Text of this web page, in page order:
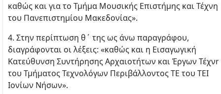
καθώς και για το Τμήμα Μουσικής Επιστήμης και
του Πανεπιστημίου Μακεδονίας».
4. Στην περίπτωση θ΄ της ως άνω παραγράφου,
διαγράφονται οι λέξεις: «καθώς και η Εισαγωγική
Κατεύθυνση Συντήρησης Αρχαιοτήτων και Έργων
του Τμήματος Τεχνολόγων Περιβάλλοντος ΤΕ του ΤΕΙ
Ιονίων Νήσων».